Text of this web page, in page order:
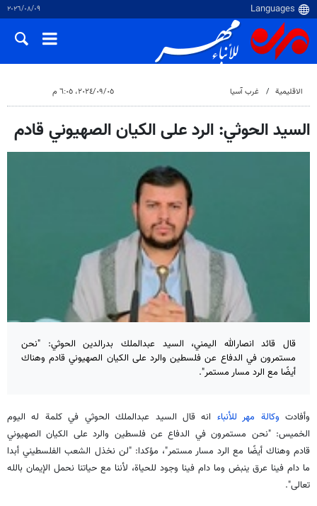
٠٩‏/٠٨‏/٢٠٢٦
الاقلیمیة غرب آسیا ٠٥‏/٠٩‏/٢٠٢٤، ٦:٠٥ م
السيد الحوثي: الرد على الكيان الصهيوني قادم
قال قائد انصارالله اليمني، السيد عبدالملك بدرالدين الحوثي: "نحن
مستمرون في الدفاع عن فلسطين والرد على الكيان الصهيوني قادم وهناك
أيضًا مع الرد مسار مستمر".
وأفادت وكالة مهر للأنباء انه قال السيد عبدالملك الحوثي في كلمة له اليوم
الخميس: "نحن مستمرون في الدفاع عن فلسطين والرد على الكيان الصهيوني
قادم وهناك أيضًا مع الرد مسار مستمر"، مؤكدا: "لن نخذل الشعب الفلسطيني أبدا
ما دام فينا عرق ينبض وما دام فينا وجود للحياة، لأننا مع حياتنا نحمل الإيمان بالله
تعالى".